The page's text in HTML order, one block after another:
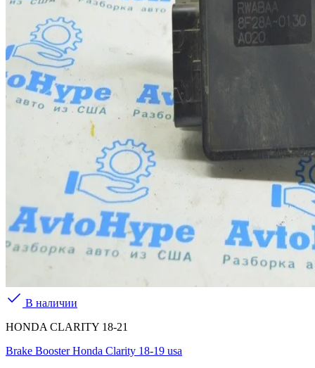
В наличии
HONDA CLARITY 18-21
Brake Booster Honda Clarity 18-19 usa